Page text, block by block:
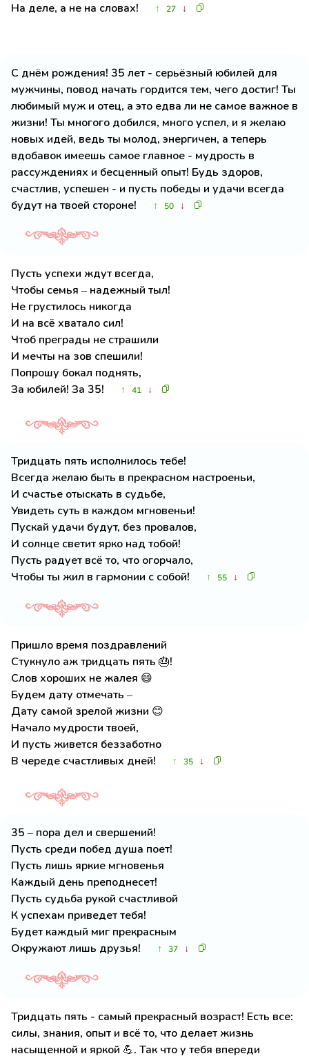
На деле, а не на словах!
↑ 27 ↓
С днём рождения! 35 лет - серьёзный юбилей для
мужчины, повод начать гордится тем, чего достиг! Ты
любимый муж и отец, а это едва ли не самое важное в
жизни! Ты многого добился, много успел, и я желаю
новых идей, ведь ты молод, энергичен, а теперь
вдобавок имеешь самое главное - мудрость в
рассуждениях и бесценный опыт! Будь здоров,
счастлив, успешен - и пусть победы и удачи всегда
будут на твоей стороне!
↑ 50 ↓
Пусть успехи ждут всегда,
Чтобы семья – надежный тыл!
Не грустилось никогда
И на всё хватало сил!
Чтоб преграды не страшили
И мечты на зов спешили!
Попрошу бокал поднять,
За юбилей! За 35!
↑ 41 ↓
Тридцать пять исполнилось тебе!
Всегда желаю быть в прекрасном настроеньи,
И счастье отыскать в судьбе,
Увидеть суть в каждом мгновеньи!
Пускай удачи будут, без провалов,
И солнце светит ярко над тобой!
Пусть радует всё то, что огорчало,
Чтобы ты жил в гармонии с собой!
↑ 55 ↓
Пришло время поздравлений
Стукнуло аж тридцать пять 🎂!
Слов хороших не жалея 😄
Будем дату отмечать –
Дату самой зрелой жизни 😊
Начало мудрости твоей,
И пусть живется беззаботно
В череде счастливых дней!
↑ 35 ↓
35 – пора дел и свершений!
Пусть среди побед душа поет!
Пусть лишь яркие мгновенья
Каждый день преподнесет!
Пусть судьба рукой счастливой
К успехам приведет тебя!
Будет каждый миг прекрасным
Окружают лишь друзья!
↑ 37 ↓
Тридцать пять - самый прекрасный возраст! Есть все:
силы, знания, опыт и всё то, что делает жизнь
насыщенной и яркой 💪. Так что у тебя впереди